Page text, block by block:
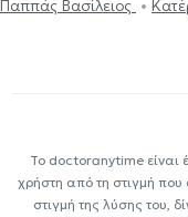
Παππάς Βασίλειος
Το doctoranytime είναι
χρήστη από τη στιγμή που
στιγμή της λύσης του,